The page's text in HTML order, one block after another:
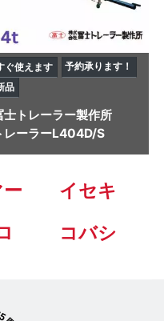
ぐ使えます
予約承ります！
品
士トレーラー製作所
レーラーL404D/S
イセキ
コバシ